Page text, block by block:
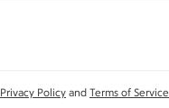
Privacy Policy and Terms of Service